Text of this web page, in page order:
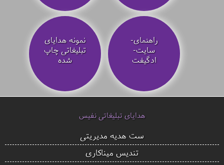
راهنمای-
سایت-
ادگیفت
نمونه هدایای
تبلیغاتی چاپ
شده
هدایای تبلیغاتی نفیس
ست هدیه مدیریتی
تندیس میناکاری